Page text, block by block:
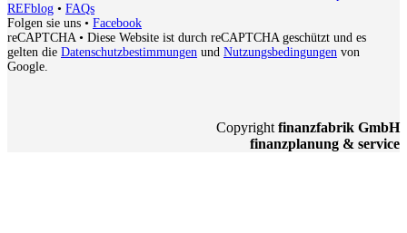
REFblog • FAQs
Folgen sie uns • Facebook
reCAPTCHA • Diese Website ist durch reCAPTCHA geschützt und es
gelten die Datenschutzbestimmungen und Nutzungsbedingungen von
Google.
Copyrightfinanzfabrik GmbH
finanzplanung & service